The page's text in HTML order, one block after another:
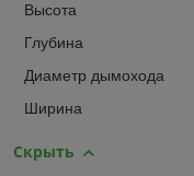
Высота
Глубина
Диаметр дымохода
Ширина
Скрыть